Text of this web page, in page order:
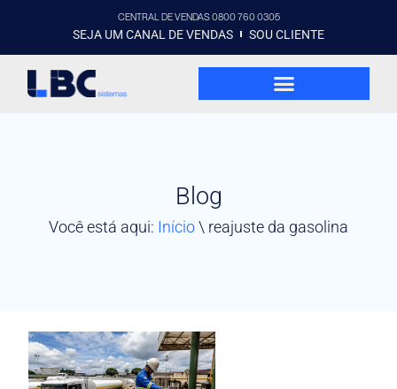
CENTRAL DE VENDAS 0800 760 0305
SEJA UM CANAL DE VENDAS SOU CLIENTE
Blog
Você está aqui: Início\ reajuste da gasolina